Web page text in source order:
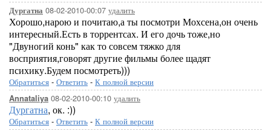
Дургатна 08-02-2010-00:07 удалить
Хорошо,нарою и почитаю,а ты посмотри Мохсена,он очень
интересный.Есть в торрентсах. И его дочь тоже,но
"Двуногий конь" как то совсем тяжко для
восприятия,говорят другие фильмы более щадят
психику.Будем посмотреть)))
Обратиться - Ответить - К полной версии
Annataliya 08-02-2010-00:10 удалить
Дургатна, ок. :))
Обратиться - Ответить - К полной версии